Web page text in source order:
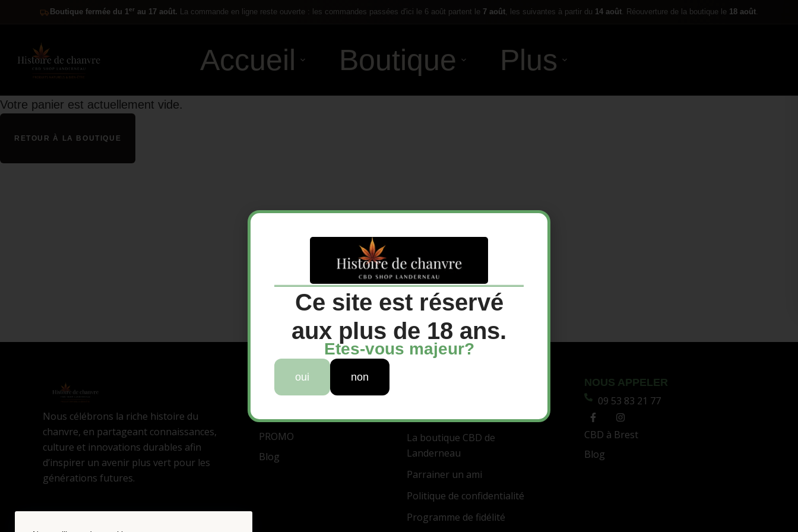
Boutique fermée du 1er au 17 août. La commande en ligne reste ouverte : les commandes passées d'ici le 6 août partent le 7 août, les suivantes à partir du 14 août. Réouverture de la boutique le 18 août.
Accueil Boutique Plus
Votre panier est actuellement vide.
RETOUR À LA BOUTIQUE
Nous célébrons la riche histoire du
chanvre, en partageant connaissances,
culture et innovations durables afin
d’inspirer un avenir plus vert pour les
générations futures.
Nos liens
Accueil
Boutique
PROMO
Blog
ventes
La boutique CBD de
Landerneau
Parrainer un ami
Politique de confidentialité
Programme de fidélité
NOUS APPELER
09 53 83 21 77
CBD à Brest
Blog
Ce site est réservé
aux plus de 18 ans.
Etes-vous majeur?
oui non